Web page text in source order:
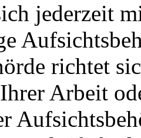
jederzeit
richtet
Arbeit